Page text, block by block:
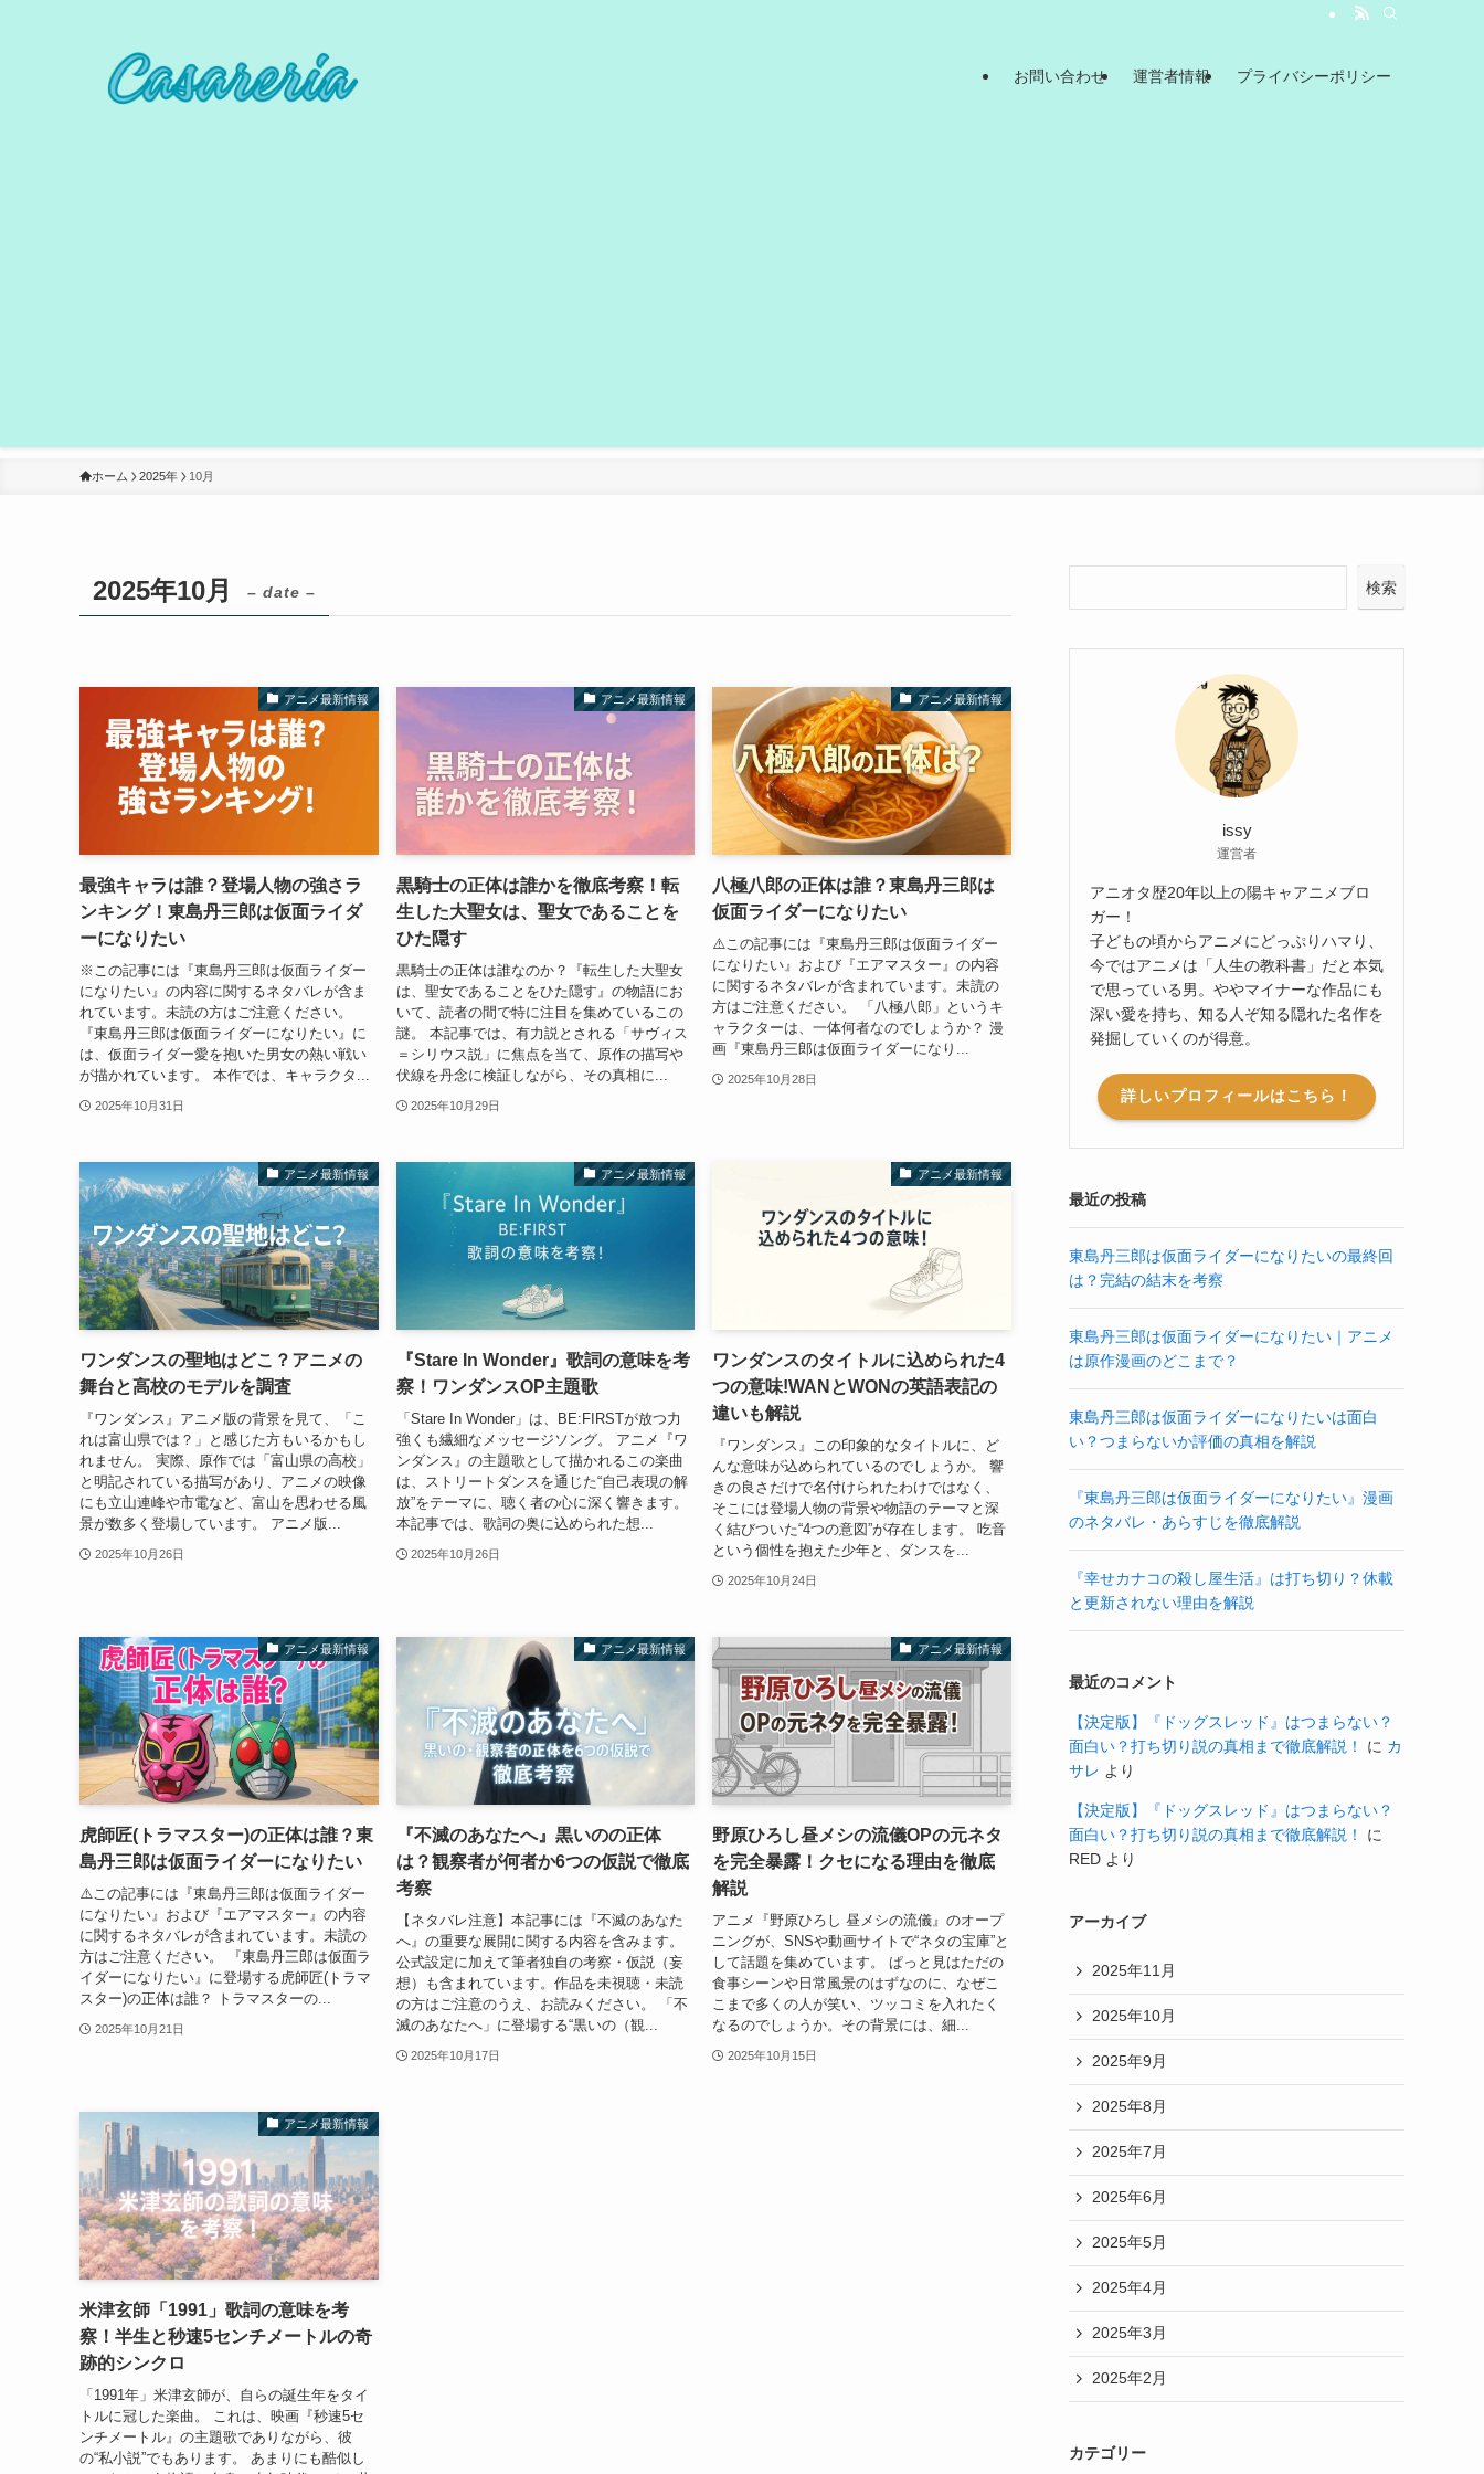
お問い合わせ 運営者情報 プライバシーポリシー
ホーム 2025年 10月
2025年10月 – date –
アニメ最新情報
最強キャラは誰？登場人物の強さラ
ンキング！東島丹三郎は仮面ライダ
ーになりたい
※この記事には『東島丹三郎は仮面ライダー
になりたい』の内容に関するネタバレが含ま
れています。未読の方はご注意ください。
『東島丹三郎は仮面ライダーになりたい』に
は、仮面ライダー愛を抱いた男女の熱い戦い
が描かれています。 本作では、キャラクタ...
2025年10月31日
アニメ最新情報
黒騎士の正体は誰かを徹底考察！転
生した大聖女は、聖女であることを
ひた隠す
黒騎士の正体は誰なのか？『転生した大聖女
は、聖女であることをひた隠す』の物語にお
いて、読者の間で特に注目を集めているこの
謎。 本記事では、有力説とされる「サヴィス
＝シリウス説」に焦点を当て、原作の描写や
伏線を丹念に検証しながら、その真相に...
2025年10月29日
アニメ最新情報
八極八郎の正体は誰？東島丹三郎は
仮面ライダーになりたい
⚠️この記事には『東島丹三郎は仮面ライダー
になりたい』および『エアマスター』の内容
に関するネタバレが含まれています。未読の
方はご注意ください。 「八極八郎」というキ
ャラクターは、一体何者なのでしょうか？ 漫
画『東島丹三郎は仮面ライダーになり...
2025年10月28日
アニメ最新情報
ワンダンスの聖地はどこ？アニメの
舞台と高校のモデルを調査
『ワンダンス』アニメ版の背景を見て、「こ
れは富山県では？」と感じた方もいるかもし
れません。 実際、原作では「富山県の高校」
と明記されている描写があり、アニメの映像
にも立山連峰や市電など、富山を思わせる風
景が数多く登場しています。 アニメ版...
2025年10月26日
アニメ最新情報
『Stare In Wonder』歌詞の意味を考
察！ワンダンスOP主題歌
「Stare In Wonder」は、BE:FIRSTが放つ力
強くも繊細なメッセージソング。 アニメ『ワ
ンダンス』の主題歌として描かれるこの楽曲
は、ストリートダンスを通じた“自己表現の解
放”をテーマに、聴く者の心に深く響きます。
本記事では、歌詞の奥に込められた想...
2025年10月26日
アニメ最新情報
ワンダンスのタイトルに込められた4
つの意味!WANとWONの英語表記の
違いも解説
『ワンダンス』この印象的なタイトルに、ど
んな意味が込められているのでしょうか。 響
きの良さだけで名付けられたわけではなく、
そこには登場人物の背景や物語のテーマと深
く結びついた“4つの意図”が存在します。 吃音
という個性を抱えた少年と、ダンスを...
2025年10月24日
アニメ最新情報
虎師匠(トラマスター)の正体は誰？東
島丹三郎は仮面ライダーになりたい
⚠️この記事には『東島丹三郎は仮面ライダー
になりたい』および『エアマスター』の内容
に関するネタバレが含まれています。未読の
方はご注意ください。 『東島丹三郎は仮面ラ
イダーになりたい』に登場する虎師匠(トラマ
スター)の正体は誰？ トラマスターの...
2025年10月21日
アニメ最新情報
『不滅のあなたへ』黒いのの正体
は？観察者が何者か6つの仮説で徹底
考察
【ネタバレ注意】本記事には『不滅のあなた
へ』の重要な展開に関する内容を含みます。
公式設定に加えて筆者独自の考察・仮説（妄
想）も含まれています。作品を未視聴・未読
の方はご注意のうえ、お読みください。 「不
滅のあなたへ」に登場する“黒いの（観...
2025年10月17日
アニメ最新情報
野原ひろし昼メシの流儀OPの元ネタ
を完全暴露！クセになる理由を徹底
解説
アニメ『野原ひろし 昼メシの流儀』のオープ
ニングが、SNSや動画サイトで“ネタの宝庫”と
して話題を集めています。 ぱっと見はただの
食事シーンや日常風景のはずなのに、なぜこ
こまで多くの人が笑い、ツッコミを入れたく
なるのでしょうか。その背景には、細...
2025年10月15日
アニメ最新情報
米津玄師「1991」歌詞の意味を考
察！半生と秒速5センチメートルの奇
跡的シンクロ
「1991年」米津玄師が、自らの誕生年をタイ
トルに冠した楽曲。 これは、映画『秒速5セ
ンチメートル』の主題歌でありながら、彼
の“私小説”でもあります。 あまりにも酷似し
検索
issy
運営者
アニオタ歴20年以上の陽キャアニメブロ
ガー！
子どもの頃からアニメにどっぷりハマり、
今ではアニメは「人生の教科書」だと本気
で思っている男。ややマイナーな作品にも
深い愛を持ち、知る人ぞ知る隠れた名作を
発掘していくのが得意。
詳しいプロフィールはこちら！
最近の投稿
東島丹三郎は仮面ライダーになりたいの最終回
は？完結の結末を考察
東島丹三郎は仮面ライダーになりたい｜アニメ
は原作漫画のどこまで？
東島丹三郎は仮面ライダーになりたいは面白
い？つまらないか評価の真相を解説
『東島丹三郎は仮面ライダーになりたい』漫画
のネタバレ・あらすじを徹底解説
『幸せカナコの殺し屋生活』は打ち切り？休載
と更新されない理由を解説
最近のコメント
【決定版】『ドッグスレッド』はつまらない？
面白い？打ち切り説の真相まで徹底解説！
に カ
サレ より
【決定版】『ドッグスレッド』はつまらない？
面白い？打ち切り説の真相まで徹底解説！
に
RED より
アーカイブ
2025年11月
2025年10月
2025年9月
2025年8月
2025年7月
2025年6月
2025年5月
2025年4月
2025年3月
2025年2月
カテゴリー